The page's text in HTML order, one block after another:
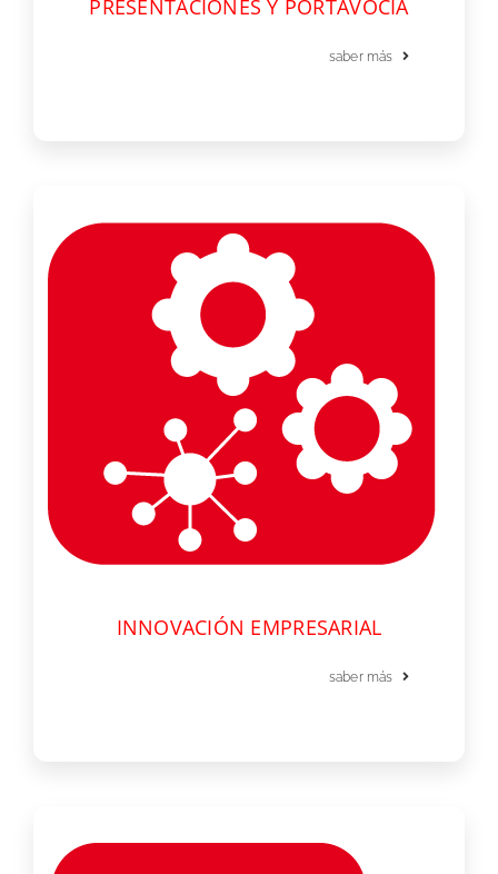
PRESENTACIONES Y PORTAVOCÍA
saber más
INNOVACIÓN EMPRESARIAL
saber más